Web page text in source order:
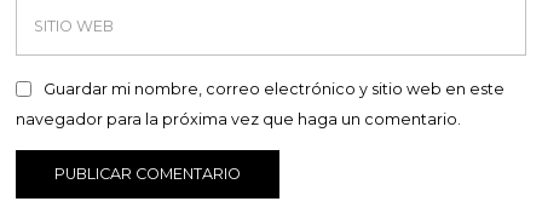
Guardar mi nombre, correo electrónico y sitio web en este
navegador para la próxima vez que haga un comentario.